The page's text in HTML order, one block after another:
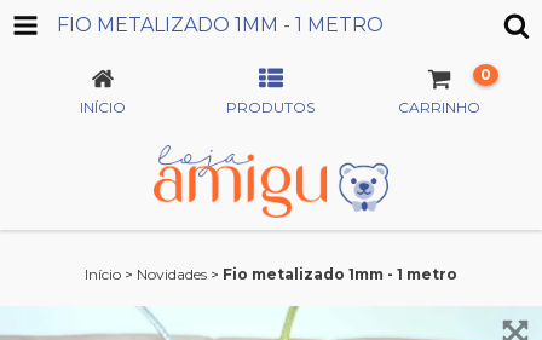
FIO METALIZADO 1MM - 1 METRO
INÍCIO PRODUTOS CARRINHO
0
Início > Novidades > Fio metalizado 1mm - 1 metro